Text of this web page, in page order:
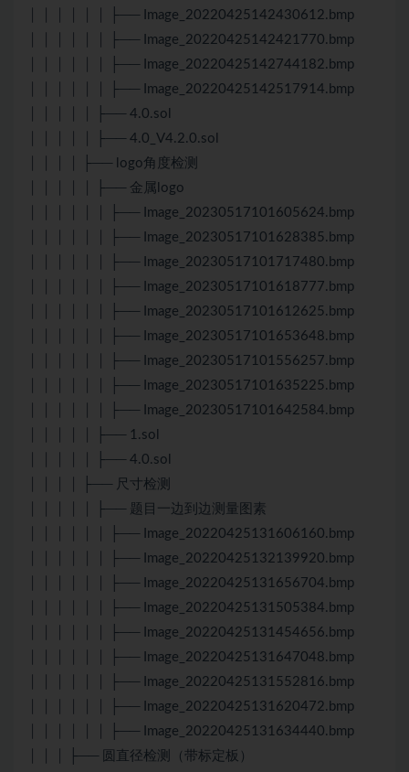
│ │ │ │ │ │ ├── Image_20220425142430612.bmp
│ │ │ │ │ │ ├── Image_20220425142421770.bmp
│ │ │ │ │ │ ├── Image_20220425142744182.bmp
│ │ │ │ │ │ ├── Image_20220425142517914.bmp
│ │ │ │ │ ├── 4.0.sol
│ │ │ │ │ ├── 4.0_V4.2.0.sol
│ │ │ │ ├── logo角度检测
│ │ │ │ │ ├── 金属logo
│ │ │ │ │ │ ├── Image_20230517101605624.bmp
│ │ │ │ │ │ ├── Image_20230517101628385.bmp
│ │ │ │ │ │ ├── Image_20230517101717480.bmp
│ │ │ │ │ │ ├── Image_20230517101618777.bmp
│ │ │ │ │ │ ├── Image_20230517101612625.bmp
│ │ │ │ │ │ ├── Image_20230517101653648.bmp
│ │ │ │ │ │ ├── Image_20230517101556257.bmp
│ │ │ │ │ │ ├── Image_20230517101635225.bmp
│ │ │ │ │ │ ├── Image_20230517101642584.bmp
│ │ │ │ │ ├── 1.sol
│ │ │ │ │ ├── 4.0.sol
│ │ │ │ ├── 尺寸检测
│ │ │ │ │ ├── 题目一边到边测量图素
│ │ │ │ │ │ ├── Image_20220425131606160.bmp
│ │ │ │ │ │ ├── Image_20220425132139920.bmp
│ │ │ │ │ │ ├── Image_20220425131656704.bmp
│ │ │ │ │ │ ├── Image_20220425131505384.bmp
│ │ │ │ │ │ ├── Image_20220425131454656.bmp
│ │ │ │ │ │ ├── Image_20220425131647048.bmp
│ │ │ │ │ │ ├── Image_20220425131552816.bmp
│ │ │ │ │ │ ├── Image_20220425131620472.bmp
│ │ │ │ │ │ ├── Image_20220425131634440.bmp
│ │ │ ├── 圆直径检测（带标定板）